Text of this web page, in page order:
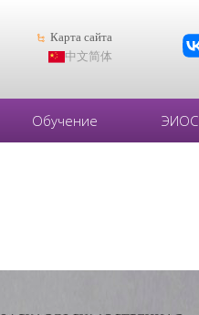
Карта сайта
中文简体
Обучение ЭИОС